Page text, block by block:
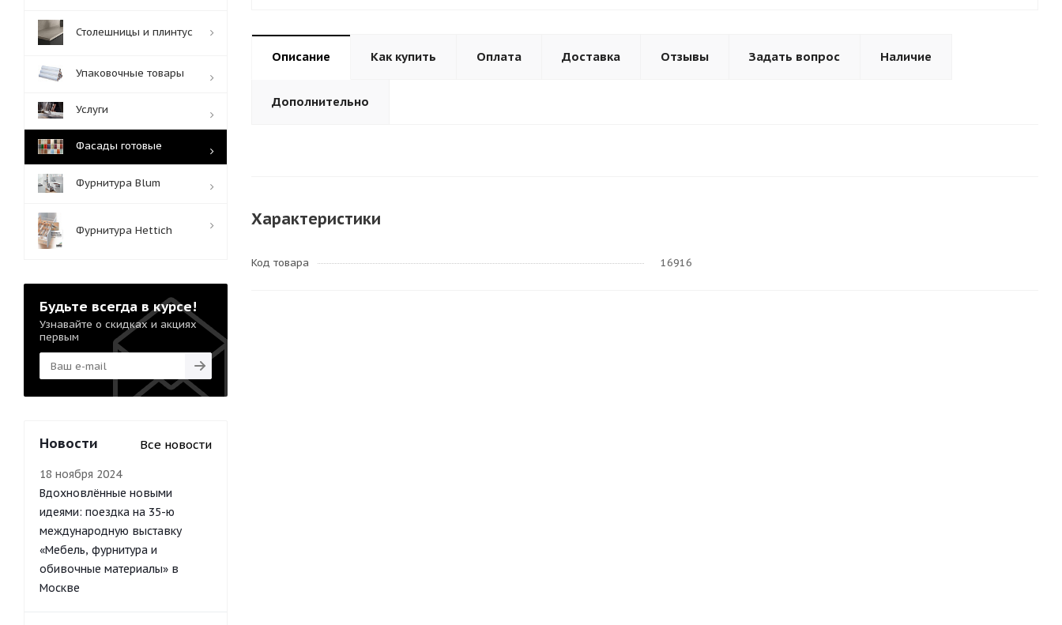
Описание Как купить Оплата Доставка Отзывы Задать вопрос Наличие
Дополнительно
Характеристики
Код товара 16916
Столешницы и плинтус
Упаковочные товары
Услуги
Фасады готовые
Фурнитура Blum
Фурнитура Hettich
Будьте всегда в курсе!
Узнавайте о скидках и акциях
первым
Новости Все новости
18 ноября 2024
Вдохновлённые новыми
идеями: поездка на 35-ю
международную выставку
«Мебель, фурнитура и
обивочные материалы» в
Москве